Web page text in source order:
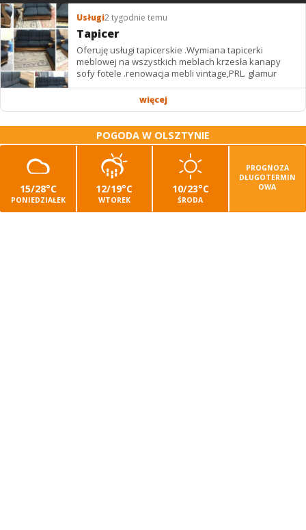
Usługi2 tygodnie temu
Tapicer
Oferuję usługi tapicerskie .Wymiana tapicerki
meblowej na wszystkich meblach krzesła kanapy
sofy fotele .renowacja mebli vintage,PRL. glamur
więcej
POGODA W OLSZTYNIE
15/28°C
PONIEDZIAŁEK
12/19°C
WTOREK
10/23°C
ŚRODA
PROGNOZA
DŁUGOTERMIN
OWA